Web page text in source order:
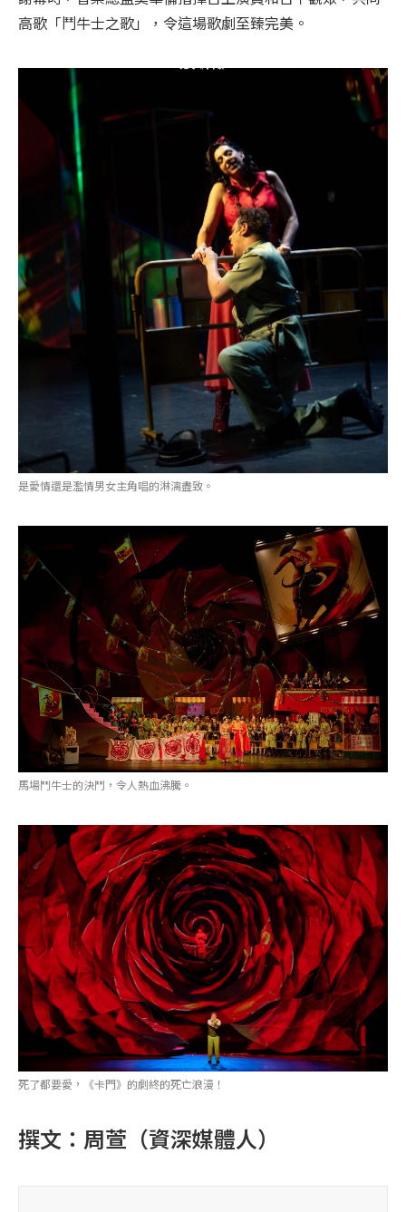
高歌「鬥牛士之歌」，令這場歌劇至臻完美。
是愛情還是濫情男女主角唱的淋漓盡致。
馬場鬥牛士的決鬥，令人熱血沸騰。
死了都要愛，《卡門》的劇終的死亡浪漫！
撰文：周萱（資深媒體人）